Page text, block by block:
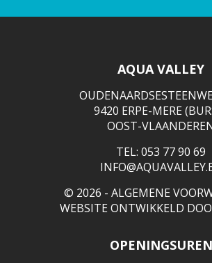
AQUA VALLEY
9420 ERPE-MERE
OOST-
TEL: 053 77 90 69
© 2026 - ALGEMENE
WEBSITE ONTWIKKELD
OPENINGSUREN